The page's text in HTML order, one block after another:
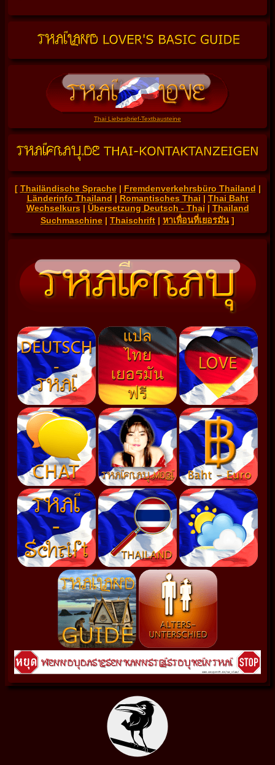
Thai Liebesbrief-Textbausteine
[ Thailändische Sprache| Fremdenverkehrsbüro Thailand|
Länderinfo Thailand| Romantisches Thai| Thai Baht
Wechselkurs| Übersetzung Deutsch - Thai| Thailand
Suchmaschine | Thaischrift | หาเพื่อนที่เยอรมัน]